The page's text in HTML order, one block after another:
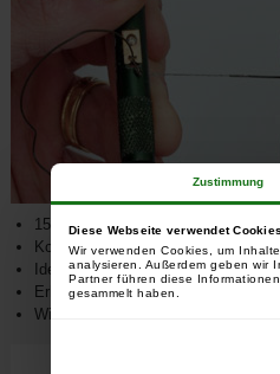
Zustimmung
Diese Webseite verwendet Cookies
Wir verwenden Cookies, um
analysieren. Außerdem geben wir
Partner führen diese
gesammelt haben.
15-Meter-Rolle
Kompatibel mit allen Arten von
Ideal für Kombi-Links
Erhältlich in 2 Farben: Weedy
Widerstand 20lbs